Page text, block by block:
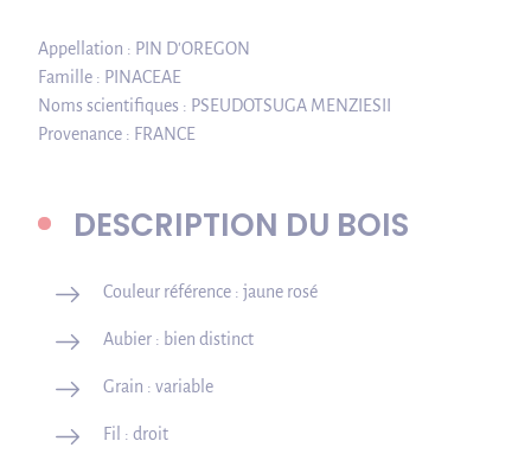
Appellation : PIN D'OREGON
Famille : PINACEAE
Noms scientifiques : PSEUDOTSUGA MENZIESII
Provenance : FRANCE
DESCRIPTION DU BOIS
Couleur référence : jaune rosé
Aubier : bien distinct
Grain : variable
Fil : droit